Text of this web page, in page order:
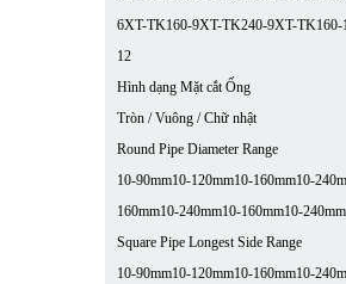
6XT-TK160-9XT-TK240-9XT-TK160-
12
Hình dạng Mặt cắt Ống
Tròn / Vuông / Chữ nhật
Round Pipe Diameter Range
10-90mm10-120mm10-160mm10-
160mm10-240mm10-160mm10-240mm
Square Pipe Longest Side Range
10-90mm10-120mm10-160mm10-